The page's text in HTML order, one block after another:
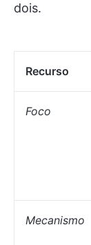
dois.
Recurso
Foco
Mecanismo